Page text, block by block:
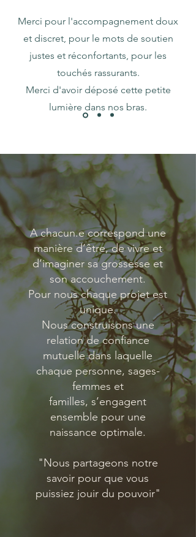
Merci pour l'accompagnement doux
et discret, pour le mots de soutien
justes et réconfortants, pour les
touchés rassurants.
Merci d'avoir déposé cette petite
lumière dans nos bras.
A chacun.e correspond une
manière d’être, de vivre et
d’imaginer sa grossesse et
son accouchement.
Pour nous chaque projet est
unique.
Nous construisons une
relation de confiance
mutuelle dans laquelle
chaque personne, sages-
femmes et
familles, s’engagent
ensemble pour une
naissance optimale.
"Nous partageons notre
savoir pour que vous
puissiez jouir du pouvoir"